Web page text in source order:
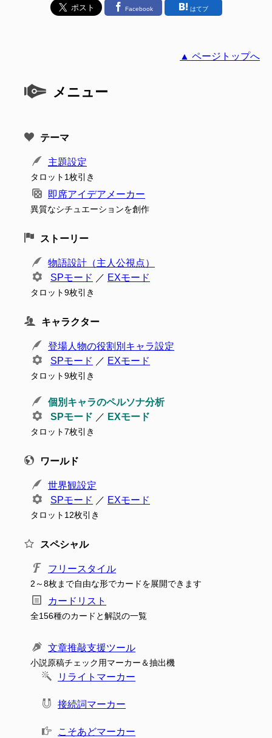
Facebook はてブ
▲ ページトップへ
メニュー
テーマ
主題設定
タロット1枚引き
即席アイデアメーカー
異質なシチュエーションを創作
ストーリー
物語設計（主人公視点）
SPモード ／ EXモード
タロット9枚引き
キャラクター
登場人物の役割別キャラ設定
SPモード ／ EXモード
タロット9枚引き
個別キャラのペルソナ分析
SPモード ／ EXモード
タロット7枚引き
ワールド
世界観設定
SPモード ／ EXモード
タロット12枚引き
スペシャル
フリースタイル
2～8枚まで自由な形でカードを展開できます
カードリスト
全156種のカードと解説の一覧
文章推敲支援ツール
小説原稿チェック用マーカー＆抽出機
リライトマーカー
接続詞マーカー
こそあどマーカー